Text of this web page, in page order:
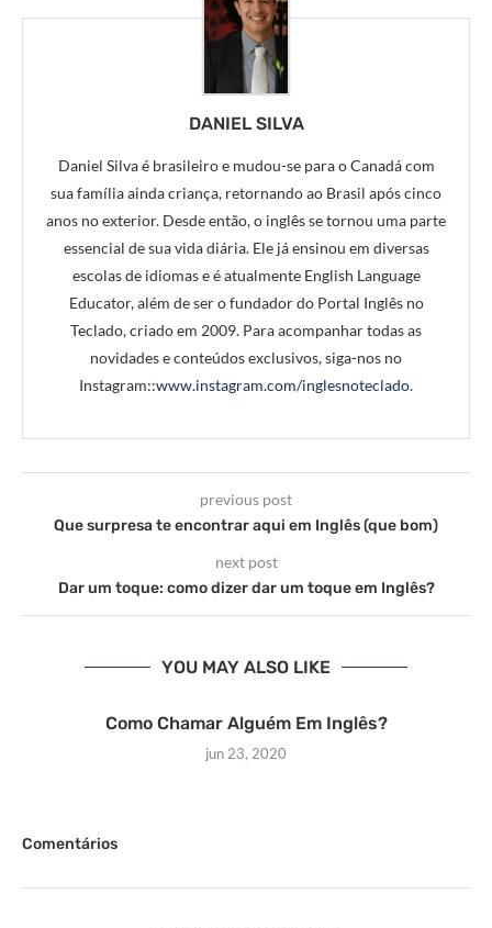
DANIEL SILVA
Daniel Silva é brasileiro e mudou-se para o Canadá com
sua família ainda criança, retornando ao Brasil após cinco
anos no exterior. Desde então, o inglês se tornou uma parte
essencial de sua vida diária. Ele já ensinou em diversas
escolas de idiomas e é atualmente English Language
Educator, além de ser o fundador do Portal Inglês no
Teclado, criado em 2009. Para acompanhar todas as
novidades e conteúdos exclusivos, siga-nos no
Instagram::www.instagram.com/inglesnoteclado.
previous post
Que surpresa te encontrar aqui em Inglês (que bom)
next post
Dar um toque: como dizer dar um toque em Inglês?
YOU MAY ALSO LIKE
Como Chamar Alguém Em Inglês?
jun 23, 2020
Comentários